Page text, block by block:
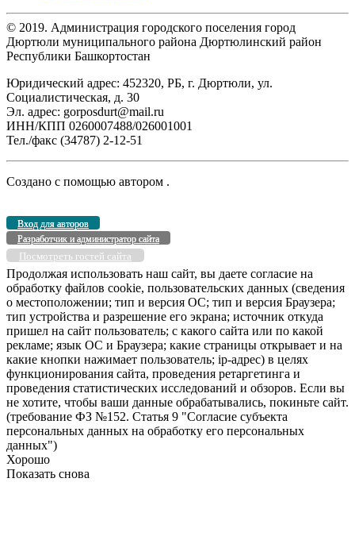
© 2019. Администрация городского поселения город
Дюртюли муниципального района Дюртюлинский район
Республики Башкортостан
Юридический адрес: 452320, РБ, г. Дюртюли, ул.
Социалистическая, д. 30
Эл. адрес: gorposdurt@mail.ru
ИНН/КПП 0260007488/026001001
Тел./факс (34787) 2-12-51
Создано с помощью автором .
Вход для авторов
Разработчик и администратор сайта
Посмотреть гостей сайта
Продолжая использовать наш сайт, вы даете согласие на
обработку файлов cookie, пользовательских данных (сведения
о местоположении; тип и версия ОС; тип и версия Браузера;
тип устройства и разрешение его экрана; источник откуда
пришел на сайт пользователь; с какого сайта или по какой
рекламе; язык ОС и Браузера; какие страницы открывает и на
какие кнопки нажимает пользователь; ip-адрес) в целях
функционирования сайта, проведения ретаргетинга и
проведения статистических исследований и обзоров. Если вы
не хотите, чтобы ваши данные обрабатывались, покиньте сайт.
(требование ФЗ №152. Статья 9 "Согласие субъекта
персональных данных на обработку его персональных
данных")
Хорошо
Показать снова